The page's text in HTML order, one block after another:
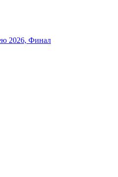
2026, Финал